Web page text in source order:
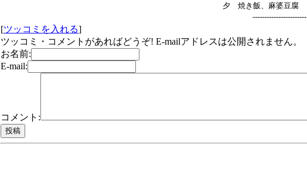
夕 焼き飯、麻婆豆腐
-----------------------
[ツッコミを入れる]
ツッコミ・コメントがあればどうぞ! E-mailアドレスは公開されません。
お名前:
E-mail:
コメント: